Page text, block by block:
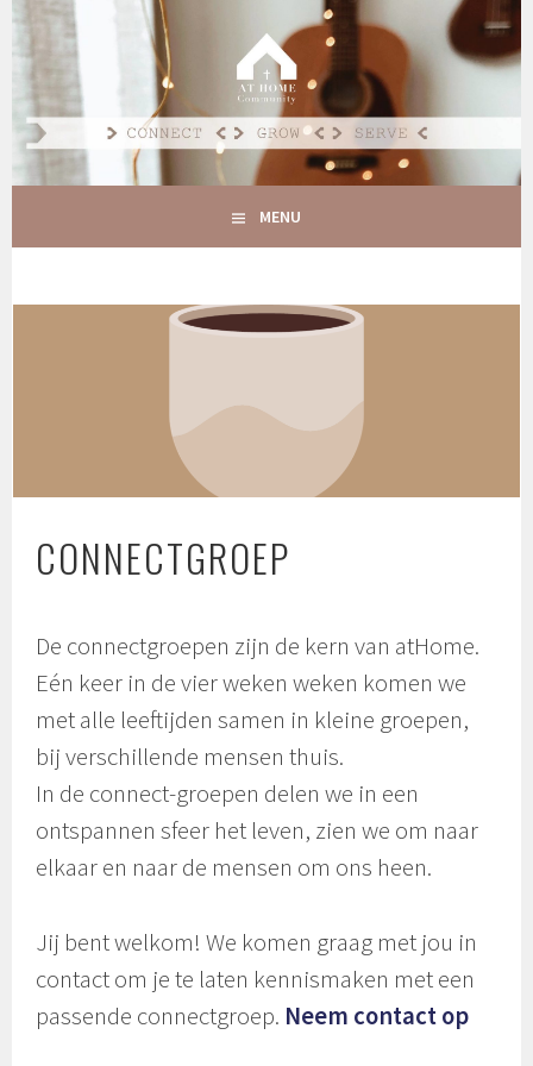
Spring
inhoud
AT HOME COMMUNITY
CONNECT GROW SERVE
MENU
CONNECTGROEP
De connectgroepen zijn de kern van atHome.
Eén keer in de vier weken weken komen we
met alle leeftijden samen in kleine groepen,
bij verschillende mensen thuis.
In de connect-groepen delen we in een
ontspannen sfeer het leven, zien we om naar
elkaar en naar de mensen om ons heen.
Jij bent welkom! We komen graag met jou in
contact om je te laten kennismaken met een
passende connectgroep. Neem contact op